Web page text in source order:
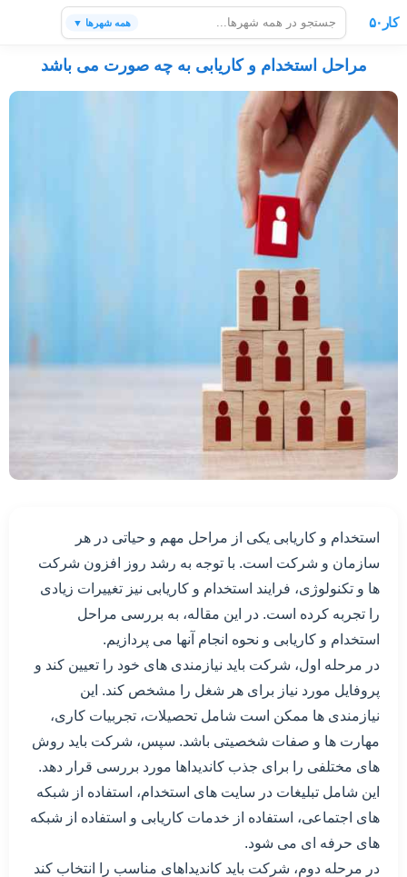
کار۵۰ همه شهرها ▼
مراحل استخدام و کاریابی به چه صورت می باشد
استخدام و کاریابی یکی از مراحل مهم و حیاتی در هر
سازمان و شرکت است. با توجه به رشد روز افزون شرکت
ها و تکنولوژی، فرایند استخدام و کاریابی نیز تغییرات زیادی
را تجربه کرده است. در این مقاله، به بررسی مراحل
استخدام و کاریابی و نحوه انجام آنها می پردازیم.
در مرحله اول، شرکت باید نیازمندی های خود را تعیین کند و
پروفایل مورد نیاز برای هر شغل را مشخص کند. این
نیازمندی ها ممکن است شامل تحصیلات، تجربیات کاری،
مهارت ها و صفات شخصیتی باشد. سپس، شرکت باید روش
های مختلفی را برای جذب کاندیداها مورد بررسی قرار دهد.
این شامل تبلیغات در سایت های استخدام، استفاده از شبکه
های اجتماعی، استفاده از خدمات کاریابی و استفاده از شبکه
های حرفه ای می شود.
در مرحله دوم، شرکت باید کاندیداهای مناسب را انتخاب کند